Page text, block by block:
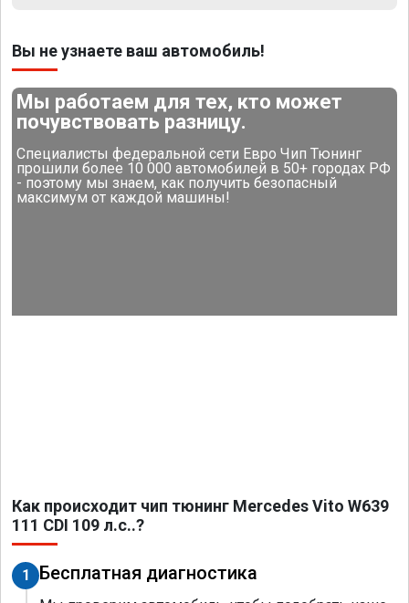
Вы не узнаете ваш автомобиль!
Мы работаем для тех, кто может
почувствовать разницу.
Специалисты федеральной сети Евро Чип Тюнинг
прошили более 10 000 автомобилей в 50+ городах РФ
- поэтому мы знаем, как получить безопасный
максимум от каждой машины!
Как происходит чип тюнинг Mercedes Vito W639
111 CDI 109 л.с..?
1 Бесплатная диагностика